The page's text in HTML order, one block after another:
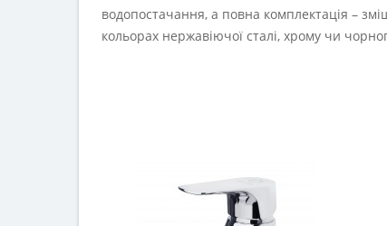
водопостачання, а повна комплектація –
кольорах нержавіючої сталі, хрому чи